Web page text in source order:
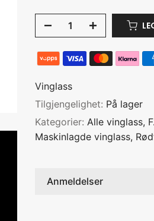
Vinglass
Tilgjengelighet: På lager
Kategorier: Alle vinglass
Maskinlagde vinglass
Anmeldelser